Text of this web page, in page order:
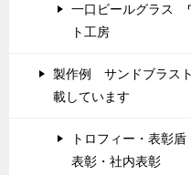
一口ビールグラス
ト工房
製作例 サンドブラス
載しています
トロフィー・表彰
表彰・社内表彰